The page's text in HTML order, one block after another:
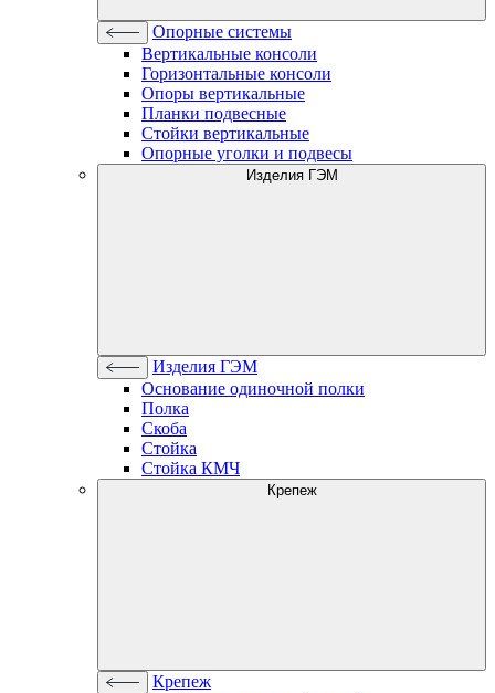
Опорные системы
Вертикальные консоли
Горизонтальные консоли
Опоры вертикальные
Планки подвесные
Стойки вертикальные
Опорные уголки и подвесы
Изделия ГЭМ
Изделия ГЭМ
Основание одиночной полки
Полка
Скоба
Стойка
Стойка КМЧ
Крепеж
Крепеж